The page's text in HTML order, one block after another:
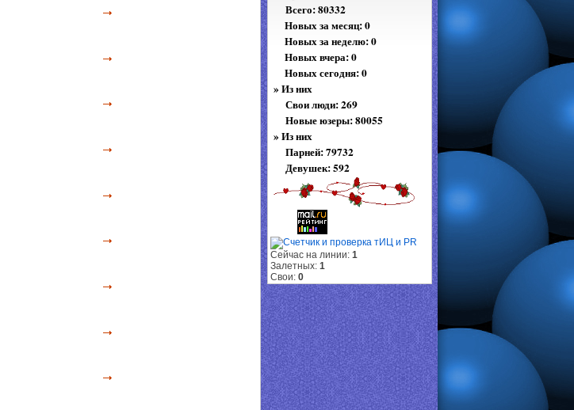
Всего:80332
Новых за месяц: 0
Новых за неделю: 0
Новых вчера: 0
Новых сегодня: 0
» Из них
Свои люди: 269
Новые юзеры: 80055
» Из них
Парней: 79732
Девушек: 592
Сейчас на линии: 1
Залетных: 1
Свои: 0